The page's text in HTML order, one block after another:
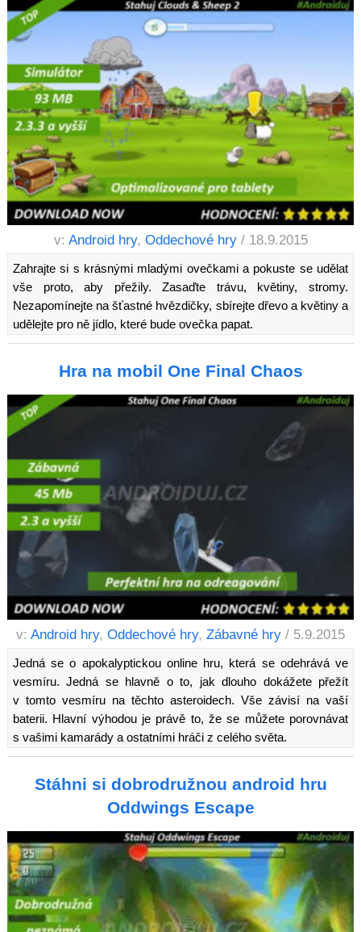
v: Android hry, Oddechové hry / 18.9.2015
Zahrajte si s krásnými mladými ovečkami a pokuste se udělat
vše proto, aby přežily. Zasaďte trávu, květiny, stromy.
Nezapomínejte na šťastné hvězdičky, sbírejte dřevo a květiny a
udělejte pro ně jídlo, které bude ovečka papat.
Hra na mobil One Final Chaos
v: Android hry, Oddechové hry, Zábavné hry / 5.9.2015
Jedná se o apokalyptickou online hru, která se odehrává ve
vesmíru. Jedná se hlavně o to, jak dlouho dokážete přežít
v tomto vesmíru na těchto asteroidech. Vše závisí na vaší
baterii. Hlavní výhodou je právě to, že se můžete porovnávat
s vašimi kamarády a ostatními hráči z celého světa.
Stáhni si dobrodružnou android hru
Oddwings Escape